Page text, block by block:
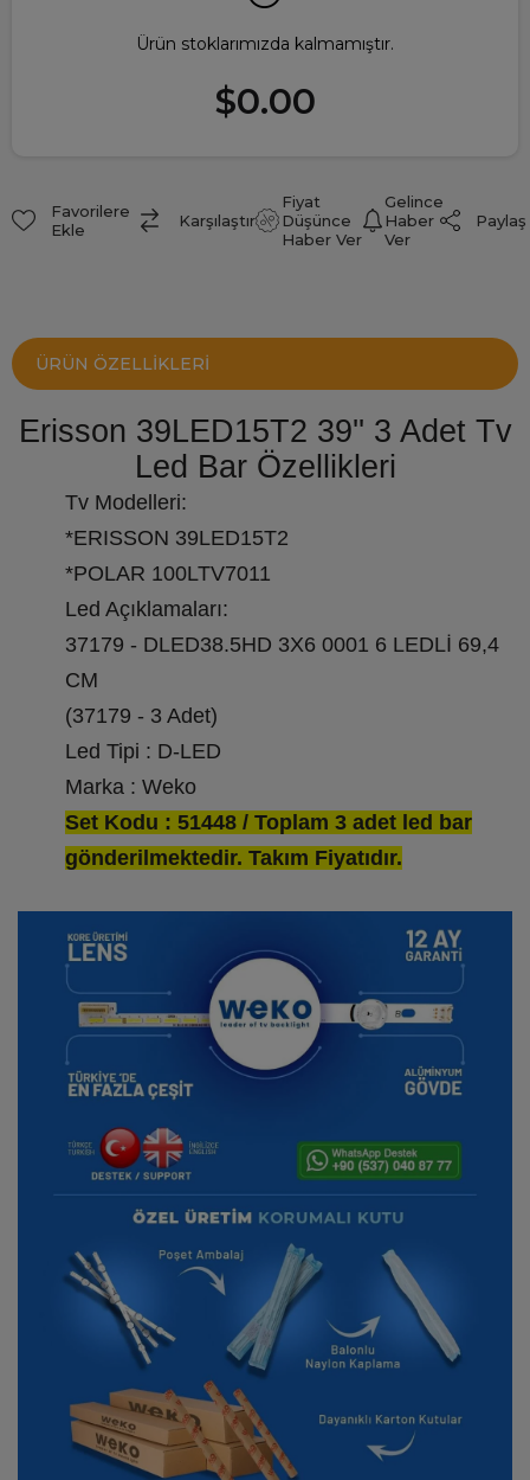
Ürün stoklarımızda kalmamıştır.
$0.00
Favorilere
Ekle
Karşılaştır
Fiyat
Düşünce
Haber Ver
Gelince
Haber
Ver
Paylaş
ÜRÜN ÖZELLIKLERI
Erisson 39LED15T2 39'' 3 Adet Tv
Led Bar Özellikleri
Tv Modelleri:
*ERISSON 39LED15T2
*POLAR 100LTV7011
Led Açıklamaları:
37179 - DLED38.5HD 3X6 0001 6 LEDLİ 69,4
CM
(37179 - 3 Adet)
Led Tipi : D-LED
Marka : Weko
Set Kodu : 51448 / Toplam 3 adet led bar
gönderilmektedir. Takım Fiyatıdır.